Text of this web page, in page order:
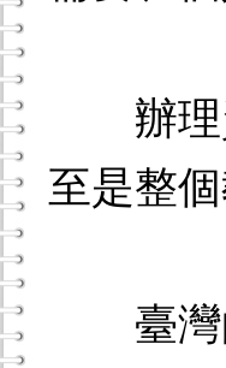
辦理資
至是整
臺灣的